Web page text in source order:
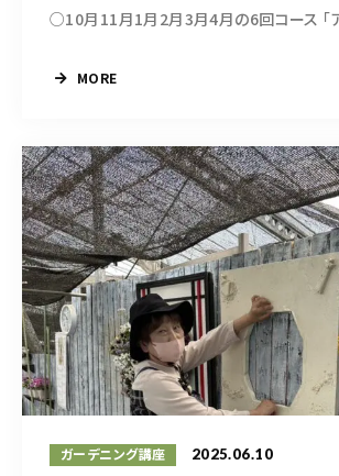
○10月11月1月2月3月4月の6回コース 「
MORE
ガーデニング講座 2025.06.10